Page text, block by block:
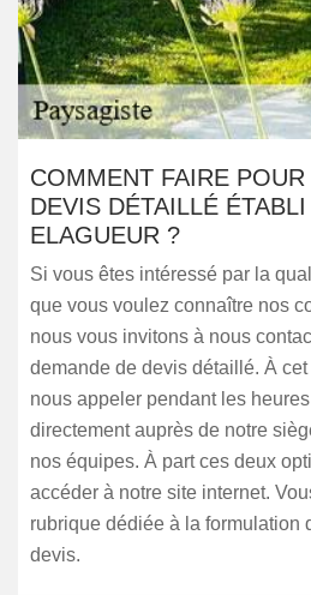
COMMENT FAIRE
DEVIS DÉTAILLÉ
ELAGUEUR ?
Si vous êtes intéressé par la
que vous voulez connaître nos
nous vous invitons à nous
demande de devis détaillé. À
nous appeler pendant les
directement auprès de notre
nos équipes. À part ces deux
accéder à notre site internet.
rubrique dédiée à la formulation
devis.